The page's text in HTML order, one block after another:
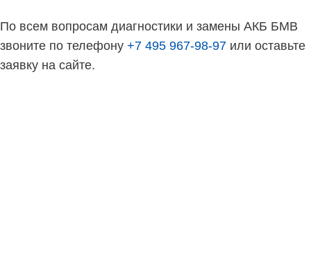
По всем вопросам диагностики и замены АКБ БМВ
звоните по телефону +7 495 967-98-97 или оставьте
заявку на сайте.